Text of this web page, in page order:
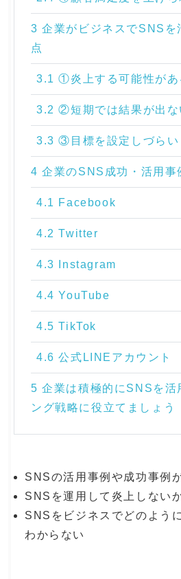
3 企業がビジネスでSNSを
点
3.1 ①炎上する可能性があ
3.2 ②短期では結果が出な
3.3 ③目標を設定しづらい
4 企業のSNS成功・活用事
4.1 Facebook
4.2 Twitter
4.3 Instagram
4.4 YouTube
4.5 TikTok
4.6 公式LINEアカウント
5 企業は積極的にSNSを活
ング戦略に役立てましょう
SNSの活用事例や成功事例
SNSを運用して炎上しない
SNSをビジネスでどのよう
わからない